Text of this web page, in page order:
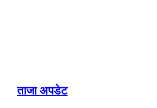
ताजा अपडेट